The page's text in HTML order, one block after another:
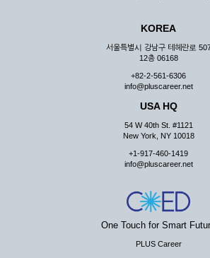
② 회원은 이용신청서의 기재내용 중 변경된
서비스를 통하여 그 내용을 회사에 통지하여
③ 다른 회원의 ID와 비밀번호를 부당하게
④ 회원은 회사의 서비스에서 타 사이트의 홍
아야 하며 공공질서나 미풍약속에 위배되는
리 행위도 할 수 없습니다.
사가 통지하는 사항을 준수하여야 하며, 기
해되는 행위를 하여서는 아니 됩니다.
제8조 (회원의 관리)
① 회원은 언제든 이 약관에 대한 동의를 철회
KOREA
서울특별시 강남구 테헤란로
12층 06168
+82-2-561-6306
info@pluscareer.net
USA HQ
54 W 40th St. #1121
New York, NY 10018
+1-917-460-1419
info@pluscareer.net
One Touch for Smart
PLUS Career